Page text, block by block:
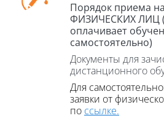
Порядок приема
ФИЗИЧЕСКИХ ЛИЦ
оплачивает
самостоятельно)
Документы для
дистанционного
Для
заявки от
по ссылке.